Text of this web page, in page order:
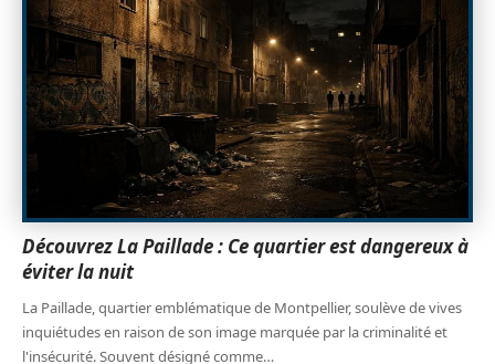
Découvrez La Paillade : Ce quartier est dangereux à
éviter la nuit
La Paillade, quartier emblématique de Montpellier, soulève de vives
inquiétudes en raison de son image marquée par la criminalité et
l'insécurité. Souvent désigné comme…